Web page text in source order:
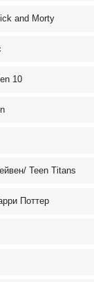
and Morty
10
Teen Titans
Поттер